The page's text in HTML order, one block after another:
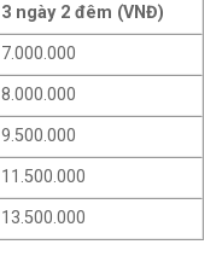
3 ngày 2 đêm (VNĐ)
7.000.000
8.000.000
9.500.000
11.500.000
13.500.000